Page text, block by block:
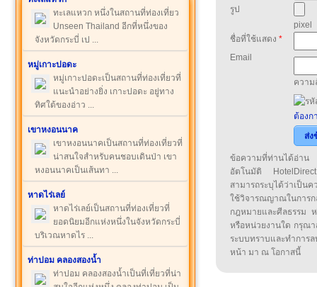
ทะเลแหวก หนึ่งในสถานที่ท่องเที่ยว
Unseen Thailand อีกที่หนึ่งของ
จังหวัดกระบี่ เป ...
หมู่เกาะปอดะ
หมู่เกาะปอดะเป็นสถานที่ท่องเที่ยวที่
แนะนำอย่างยิ่ง เกาะปอดะ อยู่ทาง
ทิศใต้ของอ่าว ...
เขาหงอนนาค
เขาหงอนนาคเป็นสถานที่ท่องเที่ยวที่
น่าสนใจสำหรับคนชอบเดินป่า เขา
หงอนนาคเป็นเส้นทา ...
หาดไร่เลย์
หาดไร่เลย์เป็นสถานที่ท่องเที่ยวที่
ยอดนิยมอีกแห่งหนึ่งในจังหวัดกระบี่
บริเวณหาดไร ...
ท่าปอม คลองสองน้ำ
ท่าปอม คลองสองน้ำเป็นที่เที่ยวที่น่า
รูป
pixel
ชื่อที่ใช้แสดง *
Email
ความ
ต้องก
ส่ง
ข้อความที่ท่านได้อ่าน
อัตโนมัติ
สามารถระบุได้ว่าเป็น
ใช้วิจารณญาณในกา
กฎหมายและศีลธรรม
หรือหน่วยงานใด กรุณา
ระบบทราบและทำกา
หน้า มา ณ โอกาสนี้